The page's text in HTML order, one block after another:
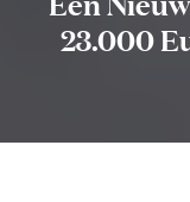
23.000